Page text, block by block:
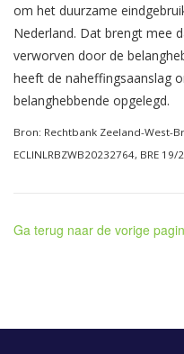
om het duurzame
Nederland. Dat brengt mee
verworven door de
heeft de naheffingsaanslag
belanghebbende opgelegd.
Bron: Rechtbank Zeeland-West-
ECLINLRBZWB20232764, BRE
Ga terug naar de vorige